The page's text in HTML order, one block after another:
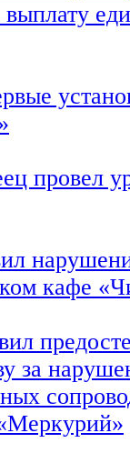
провел
кафе
за